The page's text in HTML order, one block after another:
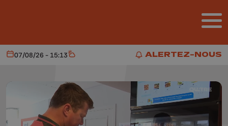
ALERTEZ-NOUS
ALERTEZ-NOUS
Aujourd'hui
07/08/26 - 15:13 Météo